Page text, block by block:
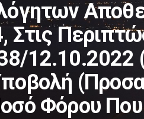
12.10.2022
Φόρου Που